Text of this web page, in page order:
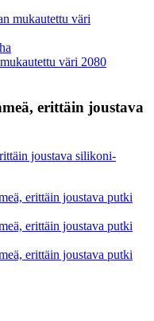
väri 2080
erittäin joustava